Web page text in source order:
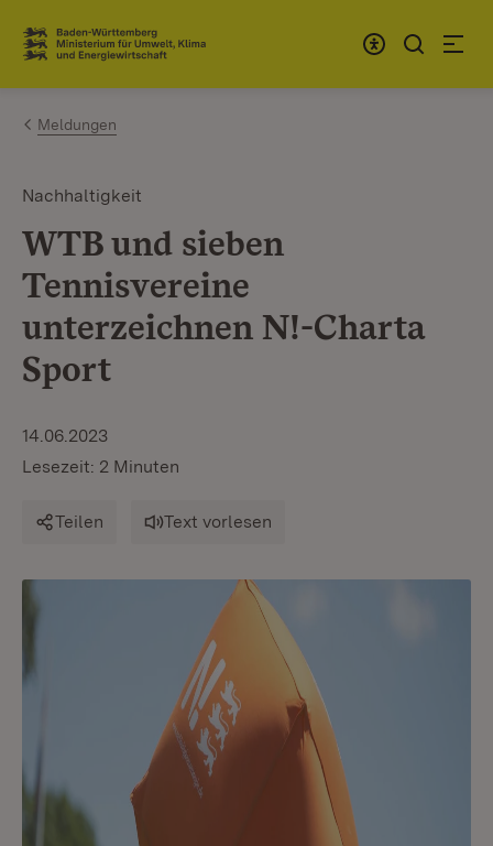
Zum Inhalt springen
Link zur Startseite
Meldungen
Nachhaltigkeit
WTB und sieben
Tennisvereine
unterzeichnen N!-Charta
Sport
14.06.2023
Lesezeit: 2 Minuten
Teilen Text vorlesen